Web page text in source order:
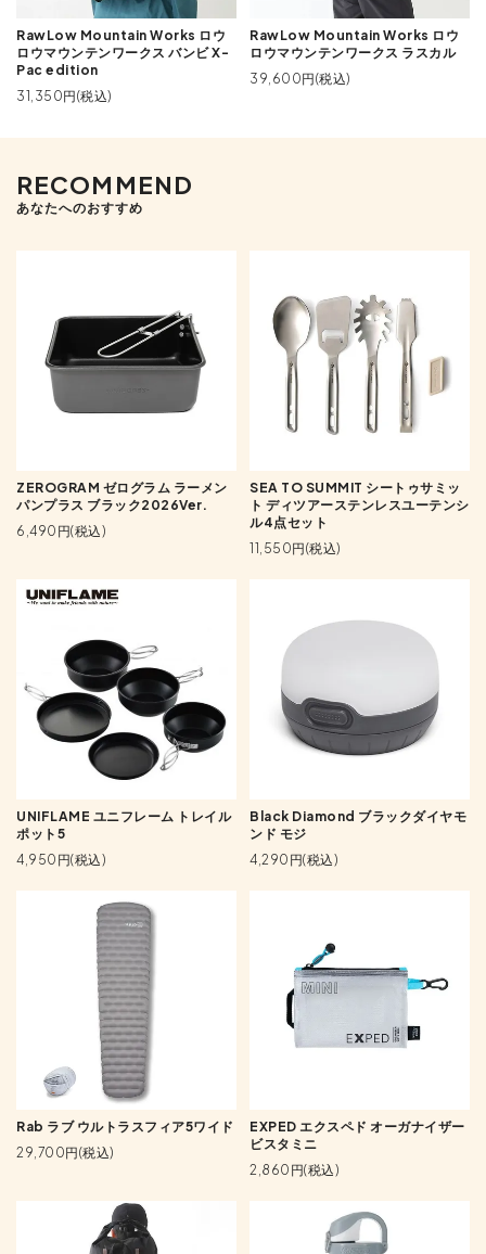
RawLow Mountain Works ロウ
ロウマウンテンワークス バンビ X-
Pac edition
31,350円(税込)
RawLow Mountain Works ロウ
ロウマウンテンワークス ラスカル
39,600円(税込)
RECOMMEND
あなたへのおすすめ
ZEROGRAM ゼログラム ラーメン
パンプラス ブラック2026Ver.
6,490円(税込)
SEA TO SUMMIT シートゥサミッ
ト ディツアーステンレスユーテンシ
ル4点セット
11,550円(税込)
UNIFLAME ユニフレーム トレイル
ポット5
4,950円(税込)
Black Diamond ブラックダイヤモ
ンド モジ
4,290円(税込)
Rab ラブ ウルトラスフィア5ワイド
29,700円(税込)
EXPED エクスペド オーガナイザー
ビスタミニ
2,860円(税込)